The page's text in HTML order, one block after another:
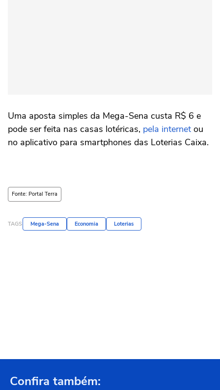
Uma aposta simples da Mega-Sena custa R$ 6 e
pode ser feita nas casas lotéricas, pela internet ou
no aplicativo para smartphones das Loterias Caixa.
Fonte: Portal Terra
TAGS Mega-Sena Economia Loterias
Confira também: